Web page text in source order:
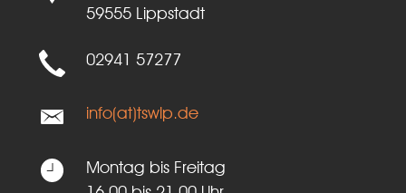
59555 Lippstadt
02941 57277
info(at)tswlp.de
Montag bis Freitag